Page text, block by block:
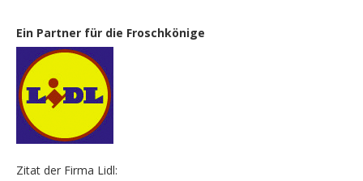
Ein Partner für die Froschkönige
Zitat der Firma Lidl: